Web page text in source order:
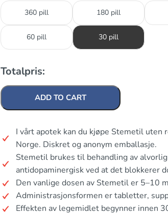
360 pill 180 pill
60 pill 30 pill
Totalpris:
ADD TO CART
I vårt apotek kan du kjøpe Stemetil uten
Norge. Diskret og anonym emballasje.
Stemetil brukes til behandling av
antidopaminergisk ved at det blokkerer
Den vanlige dosen av Stemetil er 5–10
Administrasjonsformen er tabletter,
Effekten av legemidlet begynner innen